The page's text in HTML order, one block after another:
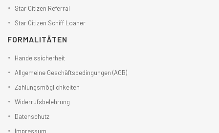
Star Citizen Referral
Star Citizen Schiff Loaner
FORMALITÄTEN
Handelssicherheit
Allgemeine Geschäftsbedingungen (AGB)
Zahlungsmöglichkeiten
Widerrufsbelehrung
Datenschutz
Impressum